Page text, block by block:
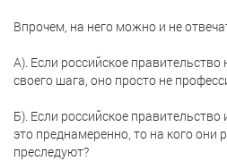
Впрочем, на него можно и не
А). Если российское правительство
своего шага, оно просто не
Б). Если российское
это преднамеренно, то на кого они
преследуют?